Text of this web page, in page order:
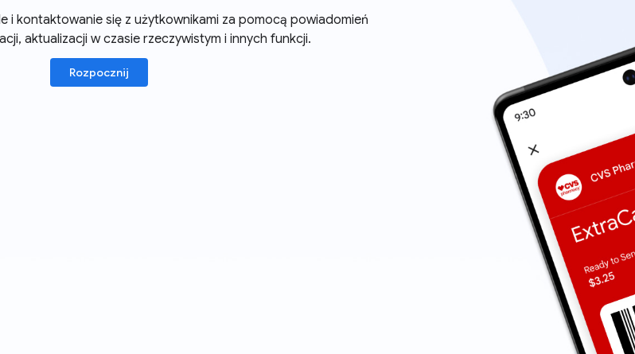
i kontaktowanie się z użytkownikami za pomocą powiadomień
aktualizacji w czasie rzeczywistym i innych funkcji.
Rozpocznij